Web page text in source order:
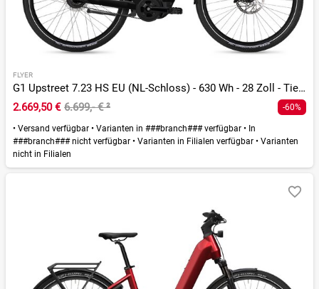
FLYER
G1 Upstreet 7.23 HS EU (NL-Schloss) - 630 Wh - 28 Zoll - Tiefeinsteiger
2.669,50 € 6.699,- €² -60%
• Versand verfügbar • Varianten in ###branch### verfügbar • In
###branch### nicht verfügbar • Varianten in Filialen verfügbar • Varianten
nicht in Filialen